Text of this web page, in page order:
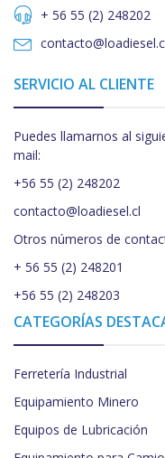
+ 56 55 (2) 248202
SERVICIO AL CLIENTE
Puedes llamarnos al
mail:
+56 55 (2) 248202
contacto@loadiesel.cl
Otros números de
+ 56 55 (2) 248201
+56 55 (2) 248203
CATEGORÍAS
Ferretería Industrial
Equipamiento Minero
Equipos de Lubricación